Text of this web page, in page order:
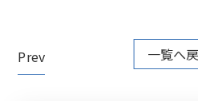
Prev 一覧へ